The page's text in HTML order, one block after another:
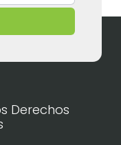
Derechos